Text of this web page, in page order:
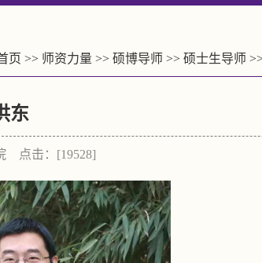
页 >> 师资力量 >> 硕博导师 >> 硕士生导师
东
点击：[19528]